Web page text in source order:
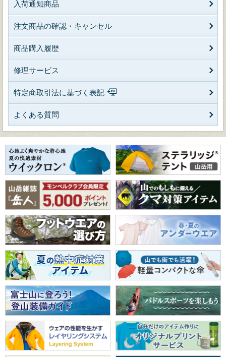
入荷通知商品
注文商品の確認・キャンセル
商品購入履歴
修理サービス
特定商取引法に基づく表記
よくある質問